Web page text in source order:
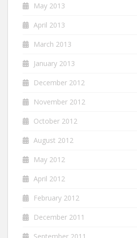
May 2013
April 2013
March 2013
January 2013
December 2012
November 2012
October 2012
August 2012
May 2012
April 2012
February 2012
December 2011